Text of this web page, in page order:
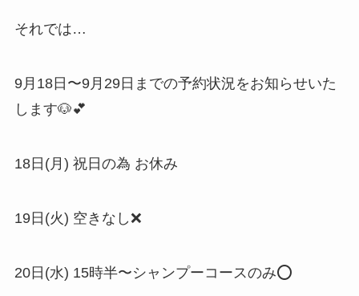
それでは…
9月18日〜9月29日までの予約状況をお知らせいた
します🐶💕
18日(月) 祝日の為 お休み
19日(火) 空きなし❌
20日(水) 15時半〜シャンプーコースのみ⭕️